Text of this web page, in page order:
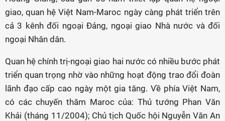
giao, quan hệ Việt Nam-Maroc ngày càng phát triển trên
cả 3 kênh đối ngoại Đảng, ngoại giao Nhà nước và đối
ngoại Nhân dân.
Quan hệ chính trị-ngoại giao hai nước có nhiều bước phát
triển quan trọng nhờ vào những hoạt động trao đổi đoàn
lãnh đạo cấp cao ngày một gia tăng. Về phía Việt Nam,
có các chuyến thăm Maroc của: Thủ tướng Phan Văn
Khải (tháng 11/2004); Chủ tịch Quốc hội Nguyễn Văn An